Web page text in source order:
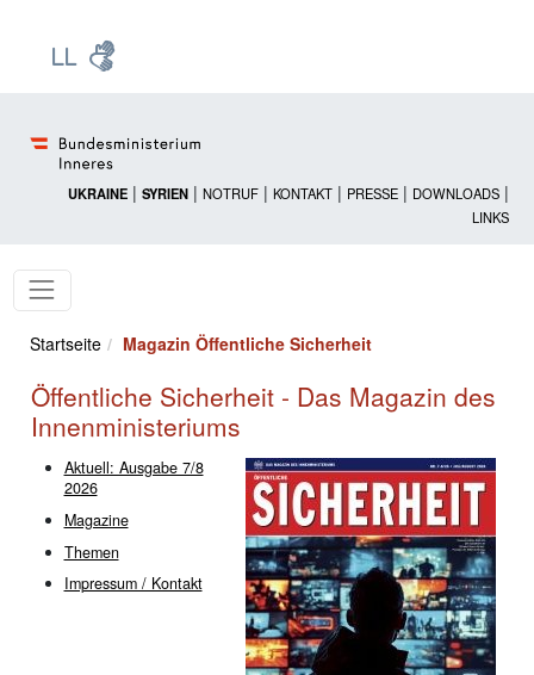
UKRAINE | SYRIEN | NOTRUF | KONTAKT | PRESSE | DOWNLOADS |
LINKS
Startseite Magazin Öffentliche Sicherheit
Öffentliche Sicherheit - Das Magazin des
Innenministeriums
Aktuell: Ausgabe 7/8
2026
Magazine
Themen
Impressum / Kontakt